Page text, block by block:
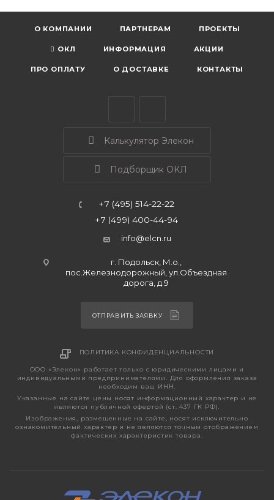
О КОМПАНИИ ПАРТНЕРАМ ПРОЕКТЫ
ОКЛ ИНФОРМАЦИЯ АКЦИИ
ПРО ОПЛАТУ О ДОСТАВКЕ КОНТАКТЫ
Калькулятор Элекон
Подборщик ОКЛ
+7 (495) 514-22-22
+7 (499) 400-44-94
info@elcn.ru
г. Подольск, М.о.,
пос.Железнодорожный, ул.Объездная
дорога, д.9
ОТПРАВИТЬ ЗАЯВКУ
ПОЛИТИКА КОНФИДЕНЦИАЛЬНОСТИ
ООО «Элекон» работает только с юридическими лицами и
индивидуальными предпринимателями. Для оформления заказа
необходим ваш ИНН.
Указанные на сайте цены носят информационный характер и не
являются публичной офертой (ст. 437 ГК РФ).
Изображения, размещенные на сайте, носят исключительно
ознакомительный характер и не являются точным отображением
фактических характеристик товара.